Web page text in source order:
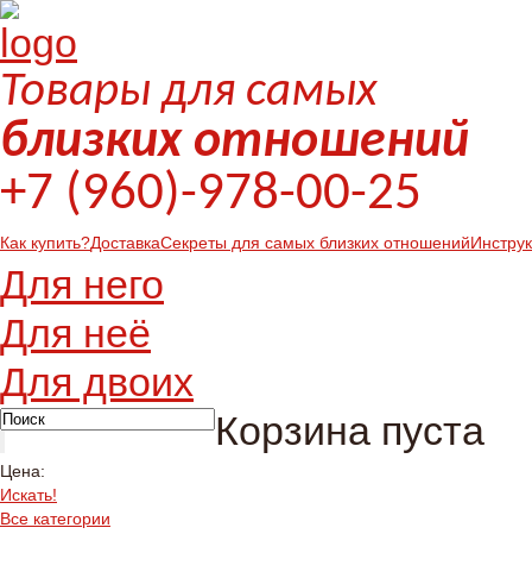
Товары для самых
близких отношений
+7 (960)-978-00-25
Как купить?ДоставкаСекреты для самых близких отношений
Для него
Для неё
Для двоих
Цена:
Искать!
Корзина пуста
Все категории